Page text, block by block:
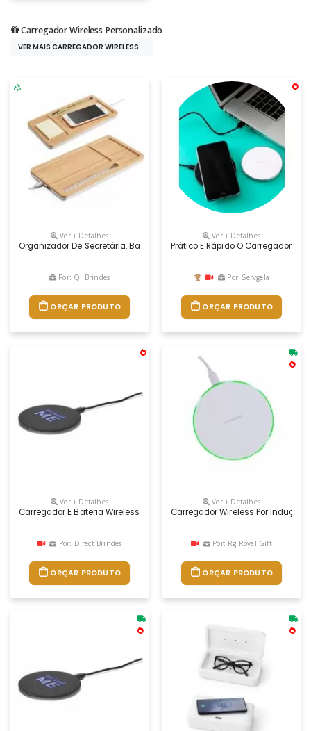
Carregador Wireless Personalizado
VER MAIS CARREGADOR WIRELESS...
Ver + Detalhes
Organizador De Secretária. Bambu E Abs. Carregador Wireless, Hub
Por: Qi Brindes
ORÇAR PRODUTO
Ver + Detalhes
Prático E Rápido O Carregador
Por: Servgela
ORÇAR PRODUTO
Ver + Detalhes
Carregador E Bateria Wireless Fast. Abs Com Ótimo Acabamento
Por: Direct Brindes
ORÇAR PRODUTO
Ver + Detalhes
Carregador Wireless Por Indução
Por: Rg Royal Gift
ORÇAR PRODUTO